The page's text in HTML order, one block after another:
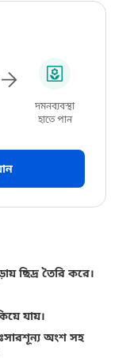
দমনব্যবস্থা
হাতে পান
ছিদ্র তৈরি করে।
যায়।
অংশ সহ